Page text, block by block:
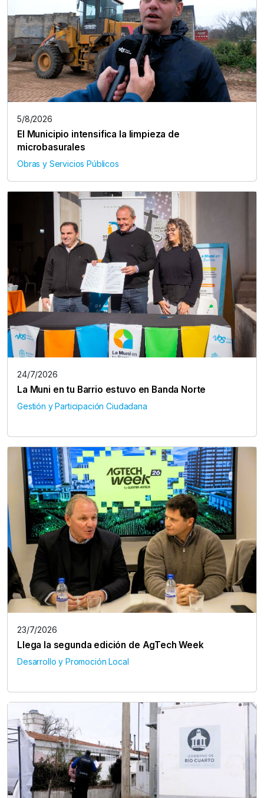
5/8/2026
El Municipio intensifica la limpieza de
microbasurales
Obras y Servicios Públicos
24/7/2026
La Muni en tu Barrio estuvo en Banda Norte
Gestión y Participación Ciudadana
23/7/2026
Llega la segunda edición de AgTech Week
Desarrollo y Promoción Local